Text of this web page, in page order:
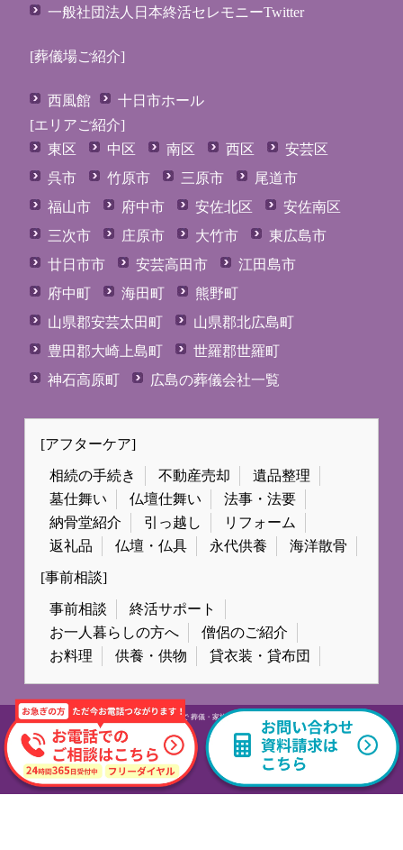
一般社団法人日本終活セレモニーTwitter
[葬儀場ご紹介]
西風館
十日市ホール
[エリアご紹介]
東区
中区 南区 西区
安芸区
呉市
竹原市 三原市
尾道市
福山市
府中市 安佐北区
安佐南区
三次市
庄原市 大竹市
東広島市
廿日市市
安芸高田市
江田島市
府中町
海田町
熊野町
山県郡安芸太田町
山県郡北広島町
豊田郡大崎上島町
世羅郡世羅町
神石高原町
広島の葬儀会社一覧
[アフターケア]
相続の手続き 不動産売却
遺品整理
墓仕舞い
仏壇仕舞い
法事・法要
納骨堂紹介
引っ越し
リフォーム
返礼品
仏壇・仏具 永代供養 海洋散骨
[事前相談]
事前相談
終活サポート
お一人暮らしの方へ
僧侶のご紹介
お料理
供養・供物 貸衣装・貸布団
© All Rights Reserved. 広島市で 葬儀・家族葬なら日本終活セレモニー